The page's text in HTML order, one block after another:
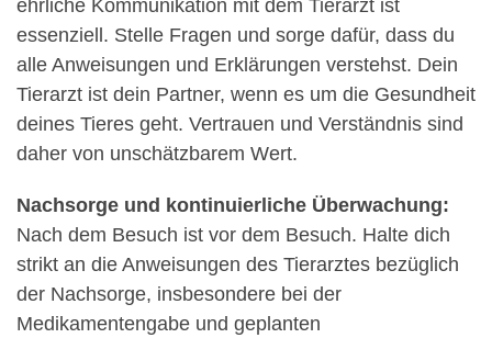
ehrliche Kommunikation mit dem Tierarzt ist
essenziell. Stelle Fragen und sorge dafür, dass du
alle Anweisungen und Erklärungen verstehst. Dein
Tierarzt ist dein Partner, wenn es um die Gesundheit
deines Tieres geht. Vertrauen und Verständnis sind
daher von unschätzbarem Wert.
Nachsorge und kontinuierliche Überwachung:
Nach dem Besuch ist vor dem Besuch. Halte dich
strikt an die Anweisungen des Tierarztes bezüglich
der Nachsorge, insbesondere bei der
Medikamentengabe und geplanten